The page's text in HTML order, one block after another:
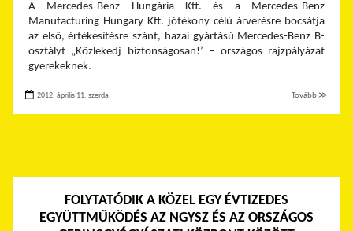
A Mercedes-Benz Hungária Kft. és a Mercedes-Benz
Manufacturing Hungary Kft. jótékony célú árverésre bocsátja
az első, értékesítésre szánt, hazai gyártású Mercedes-Benz B-
osztályt „Közlekedj biztonságosan!’ – országos rajzpályázat
gyerekeknek.
2012. április 11. szerda Tovább ≫
FOLYTATÓDIK A KÖZEL EGY ÉVTIZEDES
EGYÜTTMŰKÖDÉS AZ NGYSZ ÉS AZ ORSZÁGOS